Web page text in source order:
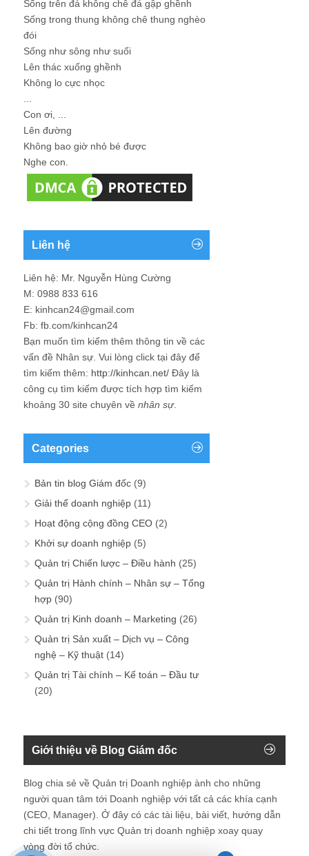
Sống trên đá không chê đá gập ghềnh
Sống trong thung không chê thung nghèo
đói
Sống như sông như suối
Lên thác xuống ghềnh
Không lo cực nhọc
...
Con ơi, ...
Lên đường
Không bao giờ nhỏ bé được
Nghe con.
Liên hệ
Liên hệ: Mr. Nguyễn Hùng Cường
M: 0988 833 616
E: kinhcan24@gmail.com
Fb: fb.com/kinhcan24
Bạn muốn tìm kiếm thêm thông tin về các
vấn đề Nhân sự. Vui lòng click tại đây để
tìm kiếm thêm: http://kinhcan.net/ Đây là
công cụ tìm kiếm được tích hợp tìm kiếm
khoảng 30 site chuyên về nhân sự.
Categories
Bản tin blog Giám đốc (9)
Giải thể doanh nghiệp (11)
Hoạt động cộng đồng CEO (2)
Khởi sự doanh nghiệp (5)
Quản trị Chiến lược – Điều hành (25)
Quản trị Hành chính – Nhân sự – Tổng
hợp (90)
Quản trị Kinh doanh – Marketing (26)
Quản trị Sản xuất – Dịch vụ – Công
nghệ – Kỹ thuật (14)
Quản trị Tài chính – Kế toán – Đầu tư
(20)
Giới thiệu về Blog Giám đốc
Blog chia sẻ về Quản trị Doanh nghiệp ành cho những
người quan tâm tới Doanh nghiệp với tất cả các khía cạnh
(CEO, Manager). Ở đây có các tài liệu, bài viết, hướng dẫn
chi tiết trong lĩnh vực Quản trị doanh nghiệp xoay quay
vòng đời tổ chức.